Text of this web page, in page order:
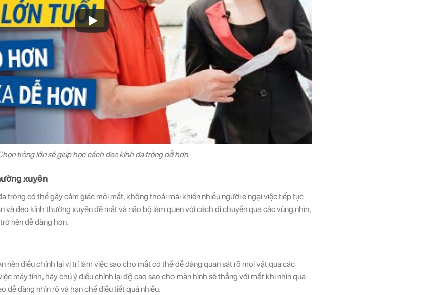
tròng lớn sẽ giúp học cách đeo kính đa tròng dễ hơn
xuyên
tròng có thể gây cảm giác mỏi mắt, không thoải mái khiến nhiều người e ngại việc tiếp tục
và đeo kính thường xuyên để mắt và não bộ làm quen với cách di chuyển qua các vùng nhìn,
nên dễ dàng hơn.
nên điều chỉnh lại vị trí làm việc sao cho mắt có thể dễ dàng quan sát rõ mọi vật qua các
máy tính, hãy chú ý điều chỉnh lại độ cao sao cho màn hình sẽ thẳng với mắt khi nhìn qua
dễ dàng nhìn rõ và hạn chế điều tiết quá nhiều.